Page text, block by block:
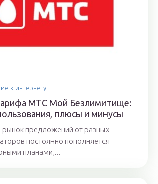
к интернету
МТС Мой Безлимитище:
плюсы и минусы
предложений от разных
постоянно пополняется
планами,...